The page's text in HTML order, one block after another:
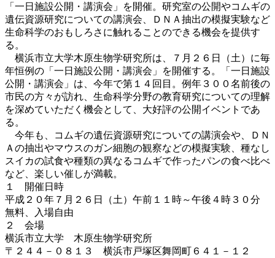
「一日施設公開・講演会」を開催。研究室の公開やコムギの
遺伝資源研究についての講演会、ＤＮＡ抽出の模擬実験など
生命科学のおもしろさに触れることのできる機会を提供す
る。
横浜市立大学木原生物学研究所は、７月２６日（土）に毎
年恒例の「一日施設公開・講演会」を開催する。「一日施設
公開・講演会」は、今年で第１４回目。例年３００名前後の
市民の方々が訪れ、生命科学分野の教育研究についての理解
を深めていただく機会として、大好評の公開イベントであ
る。
今年も、コムギの遺伝資源研究についての講演会や、ＤＮ
Ａの抽出やマウスのガン細胞の観察などの模擬実験、種なし
スイカの試食や種類の異なるコムギで作ったパンの食べ比べ
など、楽しい催しが満載。
１ 開催日時
平成２０年７月２６日（土）午前１１時～午後４時３０分
無料、入場自由
２ 会場
横浜市立大学 木原生物学研究所
〒２４４－０８１３ 横浜市戸塚区舞岡町６４１－１２